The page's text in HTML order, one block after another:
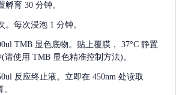
孵育 30 分钟。
。每次浸泡 1 分钟。
TMB 显色底物。贴上覆膜， 37°C 静置
请使用 TMB 显色精准控制方法)。
反应终止液。立即在 450nm 处读取